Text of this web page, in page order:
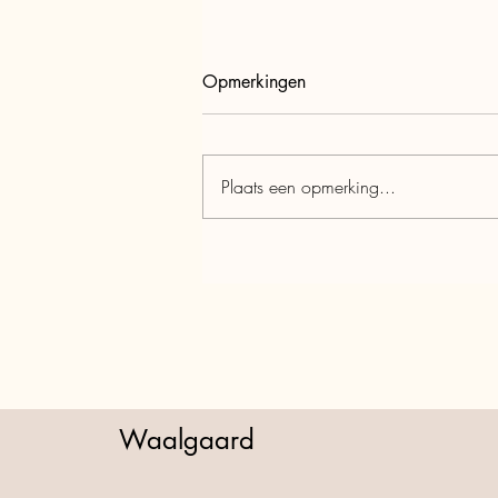
Een week later...
Opmerkingen
Plaats een opmerking...
Waalgaard